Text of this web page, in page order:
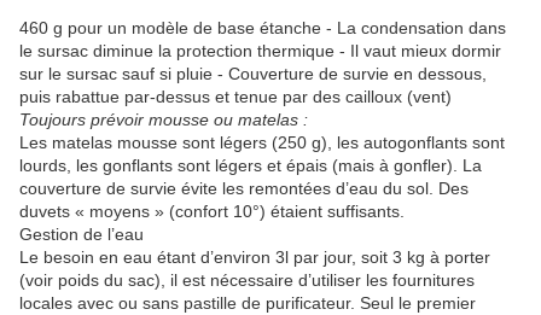
460 g pour un modèle de base étanche - La condensation dans
le sursac diminue la protection thermique - Il vaut mieux dormir
sur le sursac sauf si pluie - Couverture de survie en dessous,
puis rabattue par-dessus et tenue par des cailloux (vent)
Toujours prévoir mousse ou matelas :
Les matelas mousse sont légers (250 g), les autogonflants sont
lourds, les gonflants sont légers et épais (mais à gonfler). La
couverture de survie évite les remontées d’eau du sol. Des
duvets « moyens » (confort 10°) étaient suffisants.
Gestion de l’eau
Le besoin en eau étant d’environ 3l par jour, soit 3 kg à porter
(voir poids du sac), il est nécessaire d’utiliser les fournitures
locales avec ou sans pastille de purificateur. Seul le premier